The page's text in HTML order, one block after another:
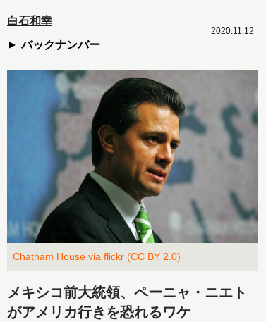
白石和幸
バックナンバー
2020.11.12
Chatham House via flickr (CC BY 2.0)
メキシコ前大統領、ペーニャ・ニエト
がアメリカ行きを恐れるワケ